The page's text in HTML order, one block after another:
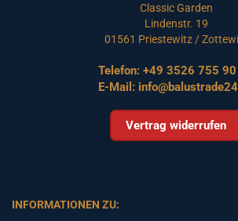
Classic Garden
Lindenstr. 19
01561 Priestewitz /
Telefon: +49 3526 755
E-Mail:
Vertrag widerrufen
INFORMATIONEN ZU: